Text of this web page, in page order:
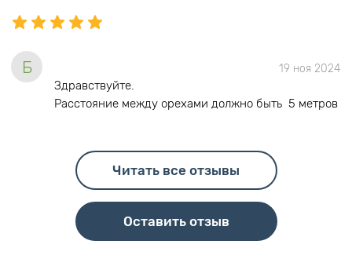
Б 19 ноя 2024
Здравствуйте.
Расстояние между орехами должно быть 5 метров
Читать все отзывы
Оставить отзыв